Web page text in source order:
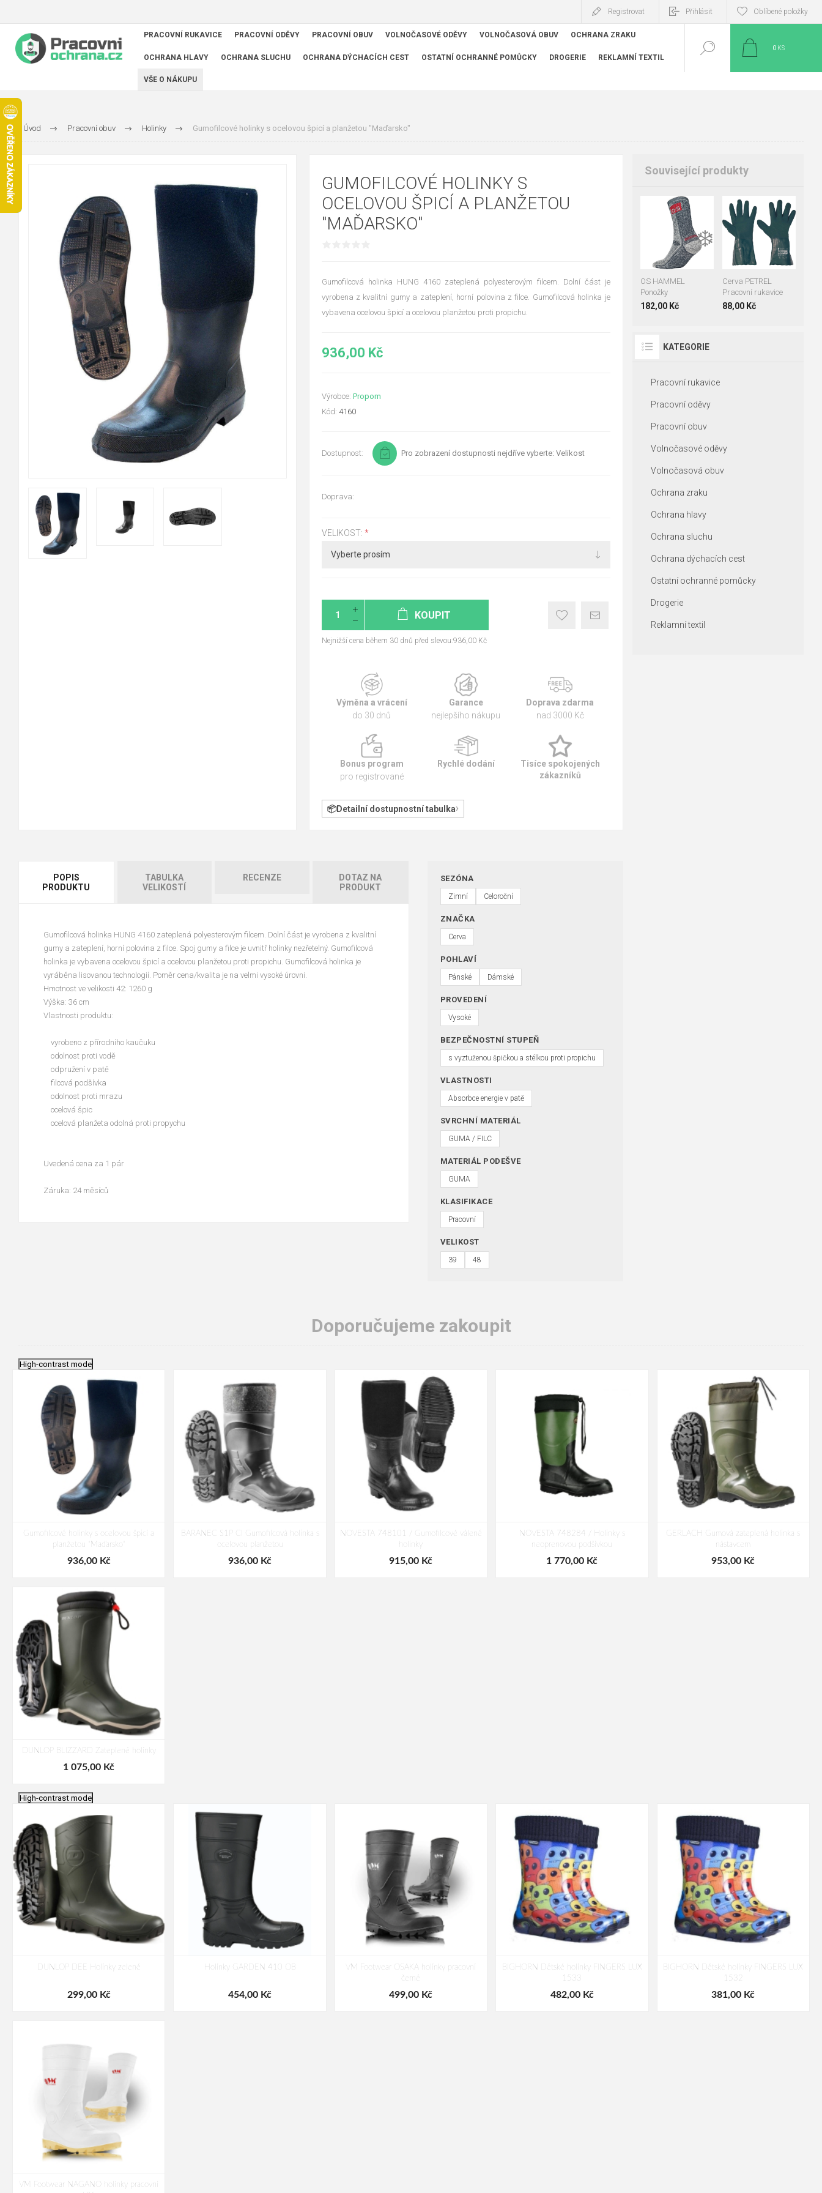
Registrovat Přihlásit Oblíbené položky
PRACOVNÍ RUKAVICE PRACOVNÍ ODĚVY PRACOVNÍ OBUV VOLNOČASOVÉ ODĚVY VOLNOČASOVÁ OBUV OCHRANA ZRAKU
OCHRANA HLAVY OCHRANA SLUCHU OCHRANA DÝCHACÍCH CEST OSTATNÍ OCHRANNÉ POMŮCKY DROGERIE REKLAMNÍ TEXTIL
VŠE O NÁKUPU
0 KS
Úvod Pracovní obuv Holinky Gumofilcové holinky s ocelovou špicí a planžetou "Maďarsko"
GUMOFILCOVÉ HOLINKY S
OCELOVOU ŠPICÍ A PLANŽETOU
"MAĎARSKO"
Gumofilcová holinka HUNG 4160 zateplená polyesterovým filcem. Dolní část je
vyrobena z kvalitní gumy a zateplení, horní polovina z filce. Gumofilcová holinka je
vybavena ocelovou špicí a ocelovou planžetou proti propichu.
936,00 Kč
Výrobce: Propom
Kód: 4160
Dostupnost: Pro zobrazení dostupnosti nejdříve vyberte: Velikost
Doprava:
VELIKOST: *
KOUPIT
Nejnižší cena během 30 dnů před slevou:936,00 Kč
Výměna a vrácení
do 30 dnů
Garance
nejlepšího nákupu
Doprava zdarma
nad 3000 Kč
Bonus program
pro registrované
Rychlé dodání
Tisíce spokojených
zákazníků
Detailní dostupnostní tabulka
POPIS
PRODUKTU
TABULKA
VELIKOSTÍ
RECENZE
DOTAZ NA
PRODUKT
Gumofilcová holinka HUNG 4160 zateplená polyesterovým filcem. Dolní část je vyrobena z kvalitní
gumy a zateplení, horní polovina z filce. Spoj gumy a filce je uvnitř holinky nezřetelný. Gumofilcová
holinka je vybavena ocelovou špicí a ocelovou planžetou proti propichu. Gumofilcová holinka je
vyráběna lisovanou technologií. Poměr cena/kvalita je na velmi vysoké úrovni.
Hmotnost ve velikosti 42: 1260 g
Výška: 36 cm
Vlastnosti produktu:
vyrobeno z přírodního kaučuku
odolnost proti vodě
odpružení v patě
filcová podšívka
odolnost proti mrazu
ocelová špic
ocelová planžeta odolná proti propychu
Uvedená cena za 1 pár
Záruka: 24 měsíců
SEZÓNA
Zimní Celoroční
ZNAČKA
Cerva
POHLAVÍ
Pánské Dámské
PROVEDENÍ
Vysoké
BEZPEČNOSTNÍ STUPEŇ
s vyztuženou špičkou a stélkou proti propichu
VLASTNOSTI
Absorbce energie v patě
SVRCHNÍ MATERIÁL
GUMA / FILC
MATERIÁL PODEŠVE
GUMA
KLASIFIKACE
Pracovní
VELIKOST
39 48
Související produkty
❄️
OS HAMMEL
Ponožky
182,00 Kč
39-40
Cerva PETREL
Pracovní rukavice
88,00 Kč
KATEGORIE
Pracovní rukavice
Pracovní oděvy
Pracovní obuv
Volnočasové oděvy
Volnočasová obuv
Ochrana zraku
Ochrana hlavy
Ochrana sluchu
Ochrana dýchacích cest
Ostatní ochranné pomůcky
Drogerie
Reklamní textil
Doporučujeme zakoupit
High-contrast mode
Gumofilcové holinky s ocelovou špicí a
planžetou "Maďarsko"
936,00 Kč
BARANEC S1P CI Gumofilcová holinka s
ocelovou planžetou
936,00 Kč
NOVESTA 748101 / Gumofilcové válené
holinky
915,00 Kč
NOVESTA 748284 / Holinky s
neoprenovou podšívkou
1 770,00 Kč
GERLACH Gumová zateplená holinka s
nástavcem
953,00 Kč
DUNLOP BLIZZARD Zateplené holínky
1 075,00 Kč
High-contrast mode
DUNLOP DEE Holínky zelené
299,00 Kč
Holínky GARDEN 410 OB
454,00 Kč
VM Footwear OSAKA holínky pracovní
černé
499,00 Kč
BIGHORN Dětské holínky FINGERS LUX
1533
482,00 Kč
BIGHORN Dětské holínky FINGERS LUX
1532
381,00 Kč
VM Footwear NAGANO holínky pracovní